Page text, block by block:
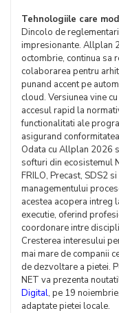
Tehnologiile care
Dincolo de
impresionante. Allplan
octombrie, continua sa
colaborarea pentru
punand accent pe
cloud. Versiunea vine
accesul rapid la
functionalitati ale
asigurand
Odata cu Allplan 2026
softuri din ecosistemul
FRILO, Precast, SDS2
managementului
acestea acopera intreg
executie, oferind
coordonare intre
Cresterea interesului
mai mare de companii
de dezvoltare a pietei.
NET va prezenta
Digital, pe 19
adaptate pietei locale.